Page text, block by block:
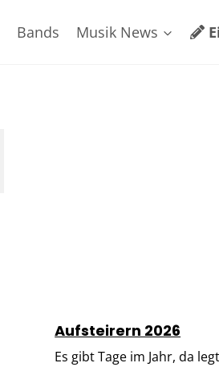
Bands Musik News
Aufsteirern 2026
Es gibt Tage im Jahr, da